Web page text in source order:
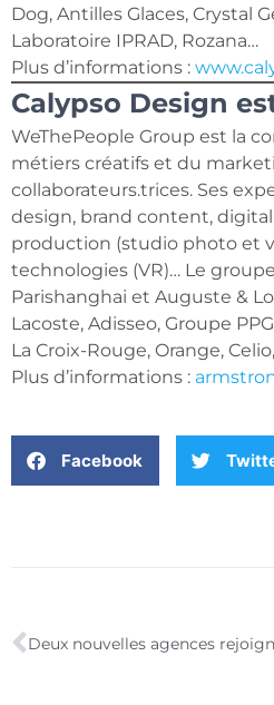
Dog, Antilles Glaces, Crystal
Laboratoire IPRAD, Rozana…
Plus d’informations :
Calypso Design
WeThePeople Group est la
métiers créatifs et du
collaborateurs.trices. Ses
design, brand content,
production (studio photo et
technologies (VR)… Le
Parishanghai et Auguste &
Lacoste, Adisseo, Groupe
La Croix-Rouge, Orange,
Plus d’informations :
Facebook